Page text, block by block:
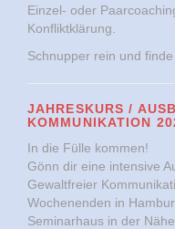
Einzel- oder
Konfliktklärung.
Schnupper rein und
JAHRESKURS /
KOMMUNIKATION
In die Fülle kommen!
Gönn dir eine intensive
Gewaltfreier
Wochenenden in
Seminarhaus in der